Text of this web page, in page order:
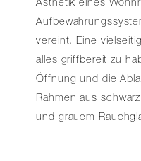
vereint. Eine
alles griffbereit zu
Öffnung und die
Rahmen aus
und grauem